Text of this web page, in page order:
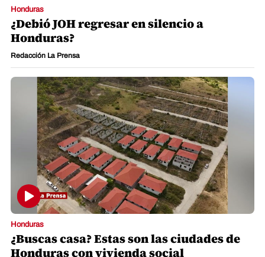
Honduras
¿Debió JOH regresar en silencio a
Honduras?
Redacción La Prensa
Honduras
¿Buscas casa? Estas son las ciudades de
Honduras con vivienda social